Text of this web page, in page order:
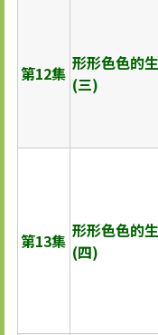
第12集 形形色色的
(三)
第13集 形形色色的
(四)